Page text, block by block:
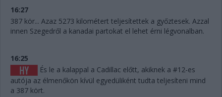
16:27
387 kör... Azaz 5273 kilométert teljesítettek a győztesek. Azzal
innen Szegedről a kanadai partokat el lehet érni légvonalban.
16:25
És le a kalappal a Cadillac előtt, akiknek a #12-es
autója az élmenőkön kívül egyedüliként tudta teljesíteni mind
a 387 kört.